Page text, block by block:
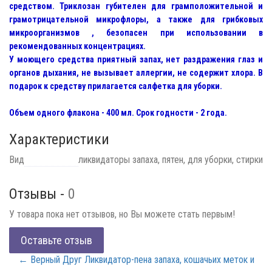
средством. Триклозан губителен для грамположительной и
грамотрицательной микрофлоры, а также для грибковых
микроорганизмов , безопасен при использовании в
рекомендованных концентрациях.
У моющего средства приятный запах, нет раздражения глаз и
органов дыхания, не вызывает аллергии, не содержит хлора. В
подарок к средству прилагается салфетка для уборки.
Объем одного флакона - 400 мл. Срок годности - 2 года.
Характеристики
Вид ликвидаторы запаха, пятен, для уборки, стирки
Отзывы - 0
У товара пока нет отзывов, но Вы можете стать первым!
Оставьте отзыв
← Верный Друг Ликвидатор-пена запаха, кошачьих меток и